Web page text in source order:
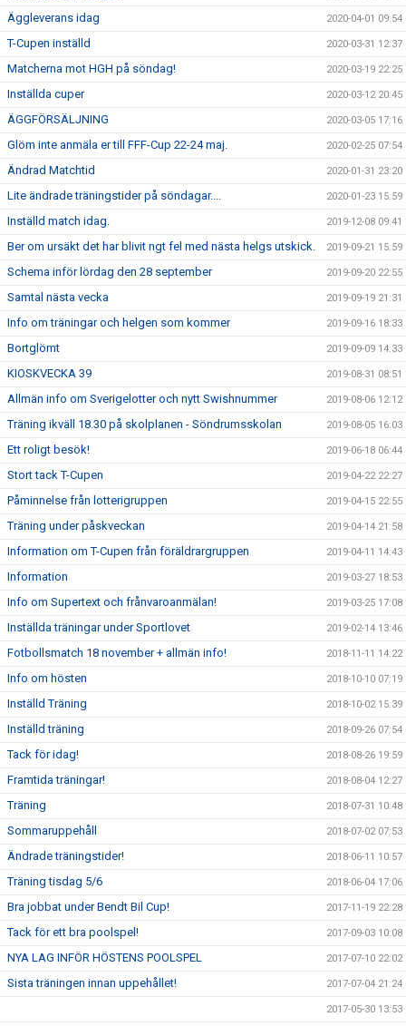
Äggleverans idag 2020-04-01 09:54
T-Cupen inställd 2020-03-31 12:37
Matcherna mot HGH på söndag! 2020-03-19 22:25
Inställda cuper 2020-03-12 20:45
ÄGGFÖRSÄLJNING 2020-03-05 17:16
Glöm inte anmäla er till FFF-Cup 22-24 maj. 2020-02-25 07:54
Ändrad Matchtid 2020-01-31 23:20
Lite ändrade träningstider på söndagar.... 2020-01-23 15:59
Inställd match idag. 2019-12-08 09:41
Ber om ursäkt det har blivit ngt fel med nästa helgs utskick. 2019-09-21 15:59
Schema inför lördag den 28 september 2019-09-20 22:55
Samtal nästa vecka 2019-09-19 21:31
Info om träningar och helgen som kommer 2019-09-16 18:33
Bortglömt 2019-09-09 14:33
KIOSKVECKA 39 2019-08-31 08:51
Allmän info om Sverigelotter och nytt Swishnummer 2019-08-06 12:12
Träning ikväll 18.30 på skolplanen - Söndrumsskolan 2019-08-05 16:03
Ett roligt besök! 2019-06-18 06:44
Stort tack T-Cupen 2019-04-22 22:27
Påminnelse från lotterigruppen 2019-04-15 22:55
Träning under påskveckan 2019-04-14 21:58
Information om T-Cupen från föräldrargruppen 2019-04-11 14:43
Information 2019-03-27 18:53
Info om Supertext och frånvaroanmälan! 2019-03-25 17:08
Inställda träningar under Sportlovet 2019-02-14 13:46
Fotbollsmatch 18 november + allmän info! 2018-11-11 14:22
Info om hösten 2018-10-10 07:19
Inställd Träning 2018-10-02 15:39
Inställd träning 2018-09-26 07:54
Tack för idag! 2018-08-26 19:59
Framtida träningar! 2018-08-04 12:27
Träning 2018-07-31 10:48
Sommaruppehåll 2018-07-02 07:53
Ändrade träningstider! 2018-06-11 10:57
Träning tisdag 5/6 2018-06-04 17:06
Bra jobbat under Bendt Bil Cup! 2017-11-19 22:28
Tack för ett bra poolspel! 2017-09-03 10:08
NYA LAG INFÖR HÖSTENS POOLSPEL 2017-07-10 22:02
Sista träningen innan uppehållet! 2017-07-04 21:24
2017-05-30 13:53